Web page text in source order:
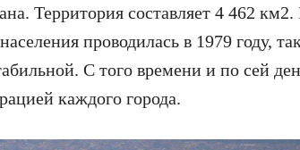
Территория составляет 4 462 км2.
проводилась в 1979 году,
С того времени и по сей
каждого города.